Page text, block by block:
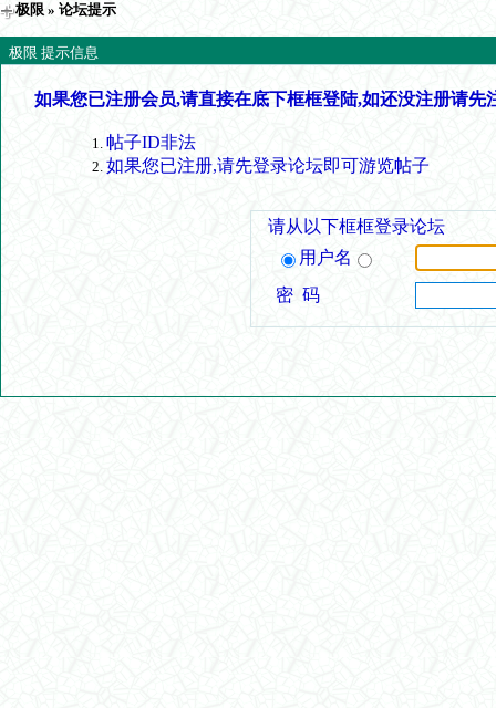
极限 » 论坛提示
极限 提示信息
如果您已注册会员,请直接在底下框框登陆,如还没注册请先
帖子ID非法
如果您已注册,请先登录论坛即可游览帖子
请从以下框框登录论坛
用户名
密 码